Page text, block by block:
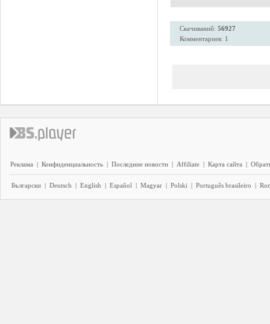
Скачиваний: 56927
Комментариев: 1
Реклама | Конфиденциальность | Последние новости | Affiliate | Карта сайта |
Български | Deutsch | English | Español | Magyar | Polski | Português brasileiro |